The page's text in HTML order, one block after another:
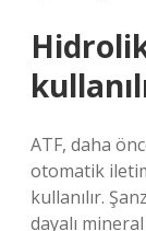
ATF, daha
otomatik
kullanılır.
dayalı